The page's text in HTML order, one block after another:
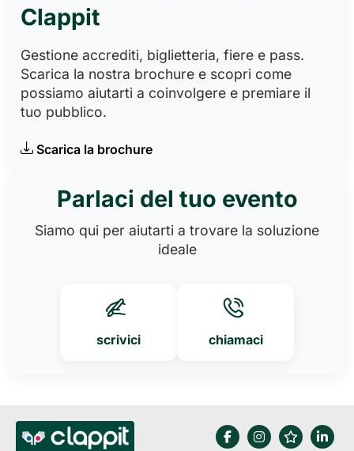
Clappit
Gestione accrediti, biglietteria, fiere e pass.
Scarica la nostra brochure e scopri come
possiamo aiutarti a coinvolgere e premiare il
tuo pubblico.
Scarica la brochure
Parlaci del tuo evento
Siamo qui per aiutarti a trovare la soluzione
ideale
scrivici chiamaci